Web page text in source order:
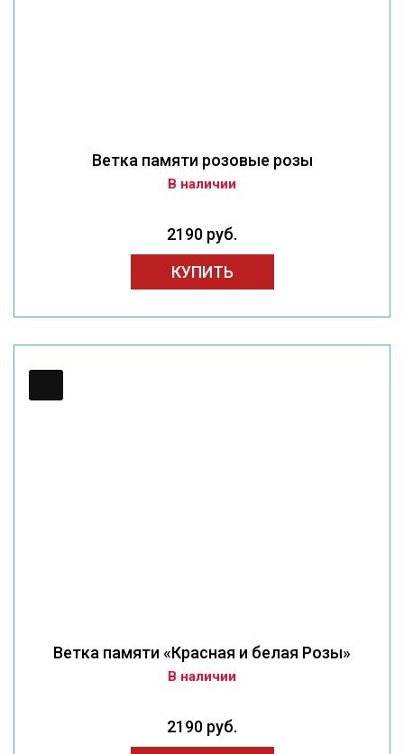
Ветка памяти розовые розы
В наличии
2190 руб.
КУПИТЬ
Ветка памяти «Красная и белая Розы»
В наличии
2190 руб.